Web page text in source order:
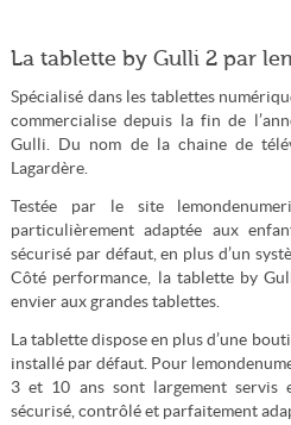
La tablette by Gulli 2 par
Spécialisé dans les tablettes
commercialise depuis la fin de
Gulli. Du nom de la chaine de
Lagardère.
Testée par le site
particulièrement adaptée aux
sécurisé par défaut, en plus d’un
Côté performance, la tablette by
envier aux grandes tablettes.
La tablette dispose en plus d’une
installé par défaut. Pour
3 et 10 ans sont largement servis
sécurisé, contrôlé et parfaitement